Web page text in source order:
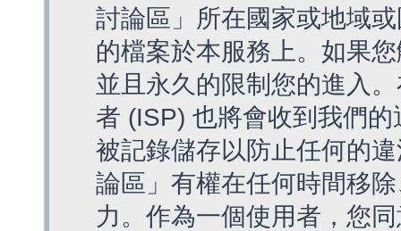
討論區」所在國家或地域
的檔案於本服務上。如果
並且永久的限制您的進入
者 (ISP) 也將會收到我們
被記錄儲存以防止任何的
論區」有權在任何時間移
力。作為一個使用者，您